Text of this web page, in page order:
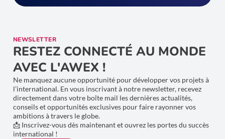
NEWSLETTER
RESTEZ CONNECTÉ AU MONDE
AVEC L'AWEX !
Ne manquez aucune opportunité pour développer vos projets à
l’international. En vous inscrivant à notre newsletter, recevez
directement dans votre boîte mail les dernières actualités,
conseils et opportunités exclusives pour faire rayonner vos
ambitions à travers le globe.
📩 Inscrivez-vous dès maintenant et ouvrez les portes du succès
international !